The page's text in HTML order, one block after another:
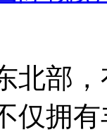
北部
仅拥